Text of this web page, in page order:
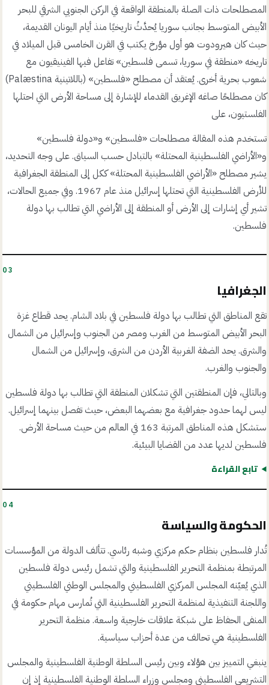
المصطلحات ذات الصلة بالمنطقة الواقعة في الركن الجنوبي الشرقي للبحر
الأبيض المتوسط بجانب سوريا يُحدَّثُ تاريخيًا منذ أيام اليونان القديمة،
حيث كان هيرودوت هو أول مؤرخ يكتب في القرن الخامس قبل الميلاد في
تاريخه «منطقة في سوريا، تسمى فلسطين» تفاعل فيها الفينيقيون مع
شعوب بحرية أخرى. يُعتقد أن مصطلح «فلسطين» (باللاتينية Palæstina)
كان مصطلحًا صاغه الإغريق القدماء للإشارة إلى مساحة الأرض التي احتلها
الفلستيون، على
تستخدم هذه المقالة مصطلحات «فلسطين» و«دولة فلسطين»
و«الأراضي الفلسطينية المحتلة» بالتبادل حسب السياق. على وجه التحديد،
يشير مصطلح «الأراضي الفلسطينية المحتلة» ككل إلى المنطقة الجغرافية
للأرض الفلسطينية التي تحتلها إسرائيل منذ عام 1967. وفي جميع الحالات،
تشير أي إشارات إلى الأرض أو المنطقة إلى الأراضي التي تطالب بها دولة
فلسطين.
03
الجغرافيا
تقع المناطق التي تطالب بها دولة فلسطين في بلاد الشام. يحد قطاع غزة
البحر الأبيض المتوسط من الغرب ومصر من الجنوب وإسرائيل من الشمال
والشرق. يحد الضفة الغربية الأردن من الشرق، وإسرائيل من الشمال
والجنوب والغرب.
وبالتالي، فإن المنطقتين التي تشكلان المنطقة التي تطالب بها دولة فلسطين
ليس لهما حدود جغرافية مع بعضهما البعض، حيث تفصل بينهما إسرائيل.
ستشكل هذه المناطق المرتبة 163 في العالم من حيث مساحة الأرض.
فلسطين لديها عدد من القضايا البيئية.
تابع القراءة
04
الحكومة والسياسة
تُدار فلسطين بنظام حكم مركزي وشبه رئاسي. تتألف الدولة من المؤسسات
المرتبطة بمنظمة التحرير الفلسطينية والتي تشمل رئيس دولة فلسطين
الذي يُعيّنه المجلس المركزي الفلسطيني والمجلس الوطني الفلسطيني
واللجنة التنفيذية لمنظمة التحرير الفلسطينية التي تُمارس مهام حكومة في
المنفى الحفاظ على شبكة علاقات خارجية واسعة. منظمة التحرير
الفلسطينية هي تحالف من عدة أحزاب سياسية.
ينبغي التمييز بين هؤلاء وبين رئيس السلطة الوطنية الفلسطينية والمجلس
التشريعي الفلسطيني ومجلس وزراء السلطة الوطنية الفلسطينية إذ إن